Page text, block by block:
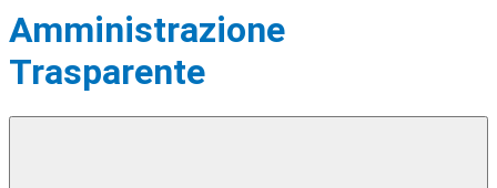
Amministrazione
Trasparente